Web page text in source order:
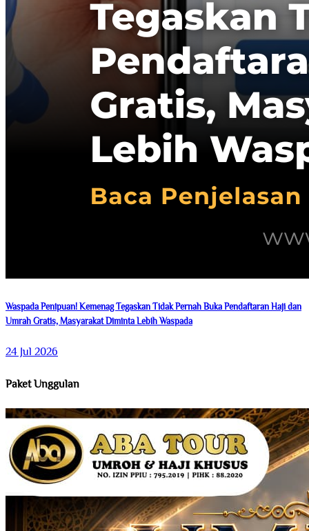
Waspada Penipuan! Kemenag Tegaskan Tidak Pernah Buka Pendaftaran Haji dan
Umrah Gratis, Masyarakat Diminta Lebih Waspada
24 Jul 2026
Paket Unggulan